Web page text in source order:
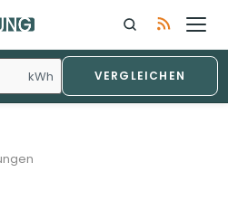
kWh VERGLEICHEN